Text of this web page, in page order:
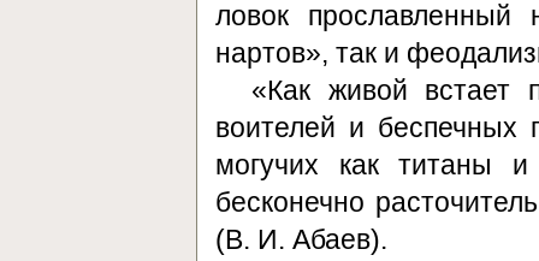
ловок
нартов», так и
«Как живой встает
воителей и беспечных
могучих как титаны
бесконечно
(В. И. Абаев).